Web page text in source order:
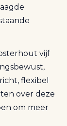
vijf
flexibel
over deze
om meer